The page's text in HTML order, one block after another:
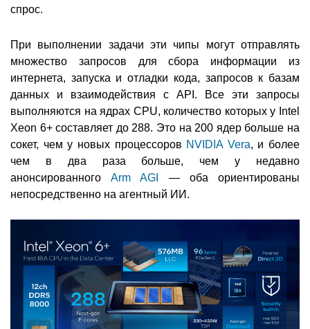
спрос.
При выполнении задачи эти чипы могут отправлять
множество запросов для сбора информации из
интернета, запуска и отладки кода, запросов к базам
данных и взаимодействия с API. Все эти запросы
выполняются на ядрах CPU, количество которых у Intel
Xeon 6+ составляет до 288. Это на 200 ядер больше на
сокет, чем у новых процессоров NVIDIA Vera, и более
чем в два раза больше, чем у недавно
анонсированногоArm AGI
— оба ориентированы
непосредственно на агентный ИИ.